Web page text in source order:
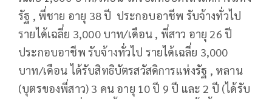
รัฐ , พี่ชาย อายุ 38 ปี ประกอบอาชีพ รับจ้างทั่วไป
รายได้เฉลี่ย 3,000 บาท/เดือน , พี่สาว อายุ 26 ปี
ประกอบอาชีพ รับจ้างทั่วไป รายได้เฉลี่ย 3,000
บาท/เดือน ได้รับสิทธิบัตรสวัสดิการแห่งรัฐ , หลาน
(บุตรของพี่สาว) 3 คน อายุ 10 ปี 9 ปี และ 2 ปี (ได้รับ